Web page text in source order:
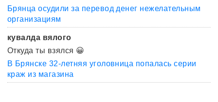
Брянца осудили за перевод денег нежелательным
организациям
кувалда вялого
Откуда ты взялся 😀
В Брянске 32-летняя уголовница попалась серии
краж из магазина